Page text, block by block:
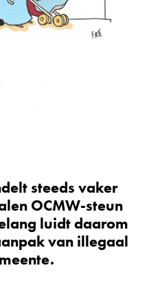
steeds vaker
OCMW-steun
luidt daarom
van illegaal